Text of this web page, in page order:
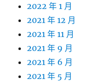
2022 年 1 月
2021 年 12 月
2021 年 11 月
2021 年 9 月
2021 年 6 月
2021 年 5 月